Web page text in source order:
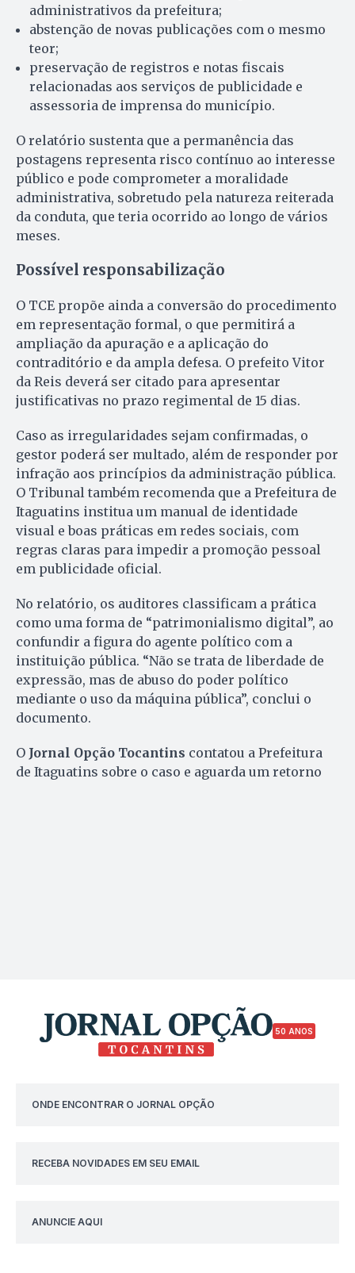
administrativos da prefeitura;
abstenção de novas publicações com o mesmo
teor;
preservação de registros e notas fiscais
relacionadas aos serviços de publicidade e
assessoria de imprensa do município.
O relatório sustenta que a permanência das
postagens representa risco contínuo ao interesse
público e pode comprometer a moralidade
administrativa, sobretudo pela natureza reiterada
da conduta, que teria ocorrido ao longo de vários
meses.
Possível responsabilização
O TCE propõe ainda a conversão do procedimento
em representação formal, o que permitirá a
ampliação da apuração e a aplicação do
contraditório e da ampla defesa. O prefeito Vitor
da Reis deverá ser citado para apresentar
justificativas no prazo regimental de 15 dias.
Caso as irregularidades sejam confirmadas, o
gestor poderá ser multado, além de responder por
infração aos princípios da administração pública.
O Tribunal também recomenda que a Prefeitura de
Itaguatins institua um manual de identidade
visual e boas práticas em redes sociais, com
regras claras para impedir a promoção pessoal
em publicidade oficial.
No relatório, os auditores classificam a prática
como uma forma de “patrimonialismo digital”, ao
confundir a figura do agente político com a
instituição pública. “Não se trata de liberdade de
expressão, mas de abuso do poder político
mediante o uso da máquina pública”, conclui o
documento.
O Jornal Opção Tocantins contatou a Prefeitura
de Itaguatins sobre o caso e aguarda um retorno
50 ANOS
ONDE ENCONTRAR O JORNAL OPÇÃO
RECEBA NOVIDADES EM SEU EMAIL
ANUNCIE AQUI